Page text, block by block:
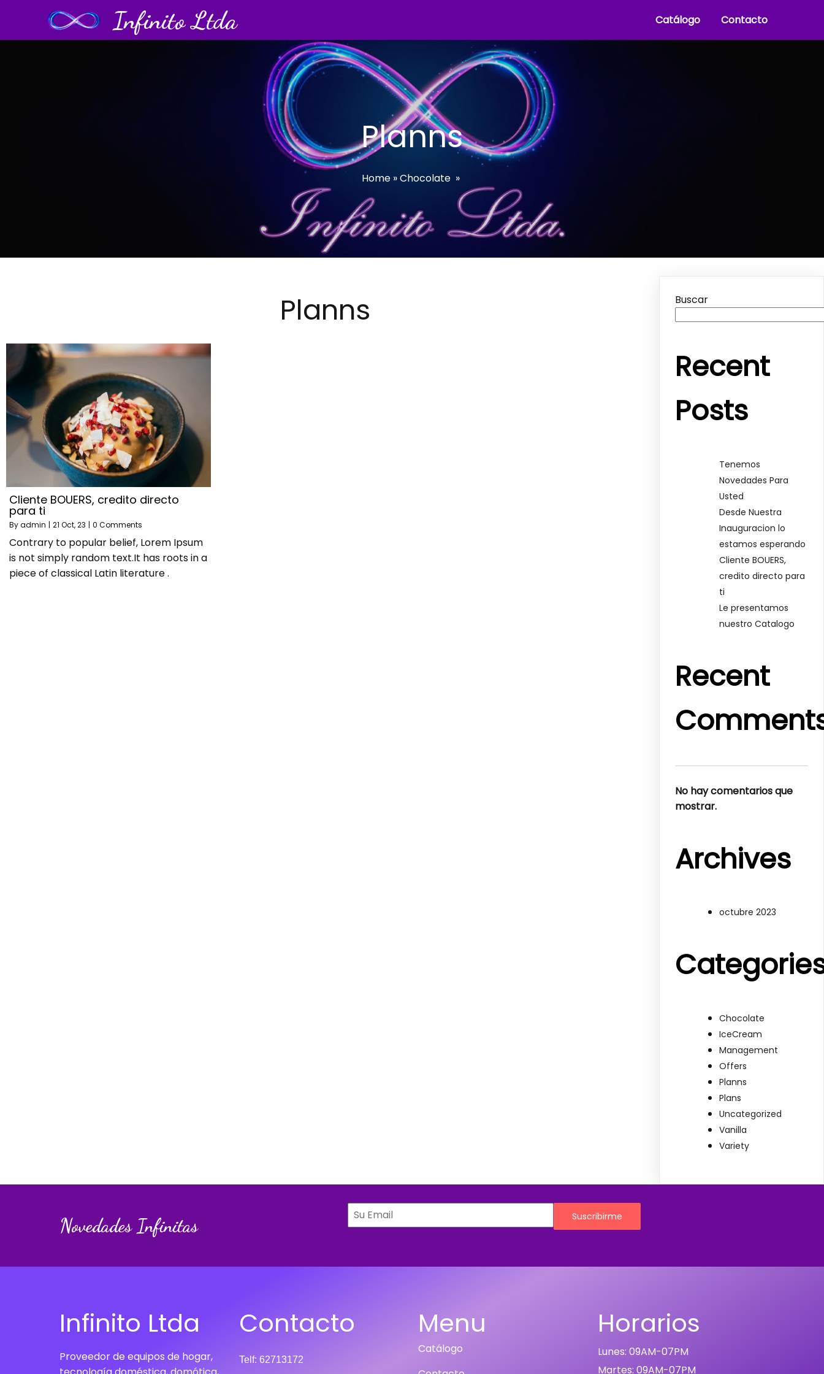
Infinito Ltda Catálogo Contacto
Planns
Home »Chocolate »
Planns
Cliente BOUERS, credito directo
para ti
Byadmin | 21 Oct, 23 | 0 Comments
Contrary to popular belief, Lorem Ipsum
is not simply random text.It has roots in a
piece of classical Latin literature .
Buscar
Recent
Posts
Tenemos
Novedades Para
Usted
Desde Nuestra
Inauguracion lo
estamos esperando
Cliente BOUERS,
credito directo para
ti
Le presentamos
nuestro Catalogo
Recent
No hay comentarios que
mostrar.
Archives
octubre 2023
Chocolate
IceCream
Management
Offers
Planns
Plans
Uncategorized
Vanilla
Variety
Novedades Infinitas Suscribirme
Infinito Ltda
Proveedor de equipos de hogar,
Contacto
Telf: 62713172
Menu
Catálogo
Horarios
Lunes: 09AM-07PM
Martes: 09AM-07PM